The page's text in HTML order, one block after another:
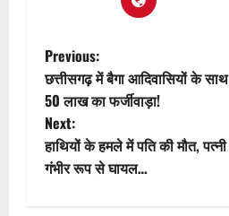
P
o
s
t
Previous:
छत्तीसगढ़ में बैगा आदिवासियों के साथ
50 लाख का फर्जीवाड़ा!
Next:
हाथियों के हमले में पति की मौत, पत्नी
गंभीर रूप से घायल…